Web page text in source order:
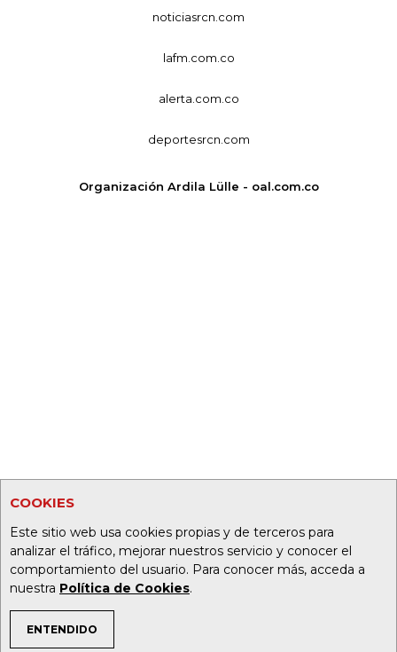
COOKIES
Este sitio web usa cookies propias y de terceros para
analizar el tráfico, mejorar nuestros servicio y conocer el
comportamiento del usuario. Para conocer más, acceda a
nuestra Política de Cookies.
ENTENDIDO
TEMAS DE INTERÉS
noticiasrcn.com
lafm.com.co
alerta.com.co
deportesrcn.com
Organización Ardila Lülle - oal.com.co